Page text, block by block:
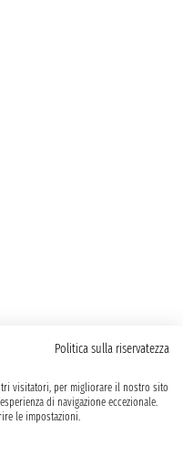
Politica sulla riservatezza
visitatori, per migliorare il nostro sito
di navigazione eccezionale.
le impostazioni.